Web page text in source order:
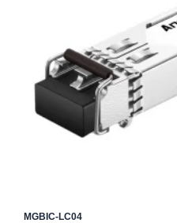
MGBIC-LC04